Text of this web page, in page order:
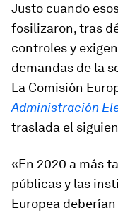
Justo cuando
fosilizaron, tras
controles y
demandas de la
La Comisión
Administración
traslada el
«En 2020 a más
públicas y las
Europea